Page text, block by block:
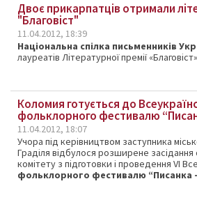
Двоє прикарпатців отримали
"Благовіст"
11.04.2012, 18:39
Національна спілка письменників
лауреатів Літературної премії
Коломия готується до
фольклорного фестивалю
11.04.2012, 18:07
Учора під керівництвом заступника
Граділя відбулося розширене засідання
комітету з підготовки і проведення VI
фольклорного фестивалю “Писанка